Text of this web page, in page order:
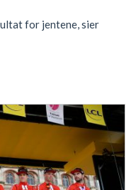
for jentene, sier